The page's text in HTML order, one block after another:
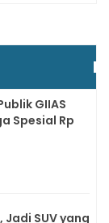
GIIAS
Spesial Rp
Jadi SUV yang